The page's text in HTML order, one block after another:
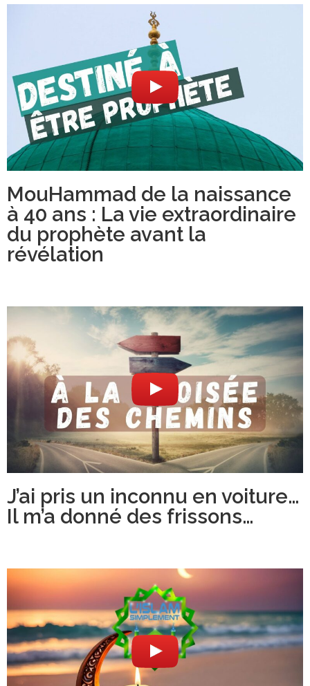
MouHammad de la naissance
à 40 ans : La vie extraordinaire
du prophète avant la
révélation
J’ai pris un inconnu en voiture…
Il m’a donné des frissons…